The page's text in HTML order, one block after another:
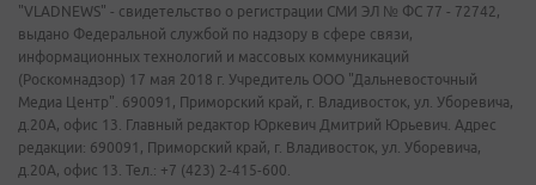
"VLADNEWS" - свидетельство о регистрации СМИ ЭЛ № ФС 77 - 72742,
выдано Федеральной службой по надзору в сфере связи,
информационных технологий и массовых коммуникаций
(Роскомнадзор) 17 мая 2018 г. Учредитель ООО "Дальневосточный
Медиа Центр". 690091, Приморский край, г. Владивосток, ул. Уборевича,
д.20А, офис 13. Главный редактор Юркевич Дмитрий Юрьевич. Адрес
редакции: 690091, Приморский край, г. Владивосток, ул. Уборевича,
д.20А, офис 13. Тел.: +7 (423) 2-415-600.